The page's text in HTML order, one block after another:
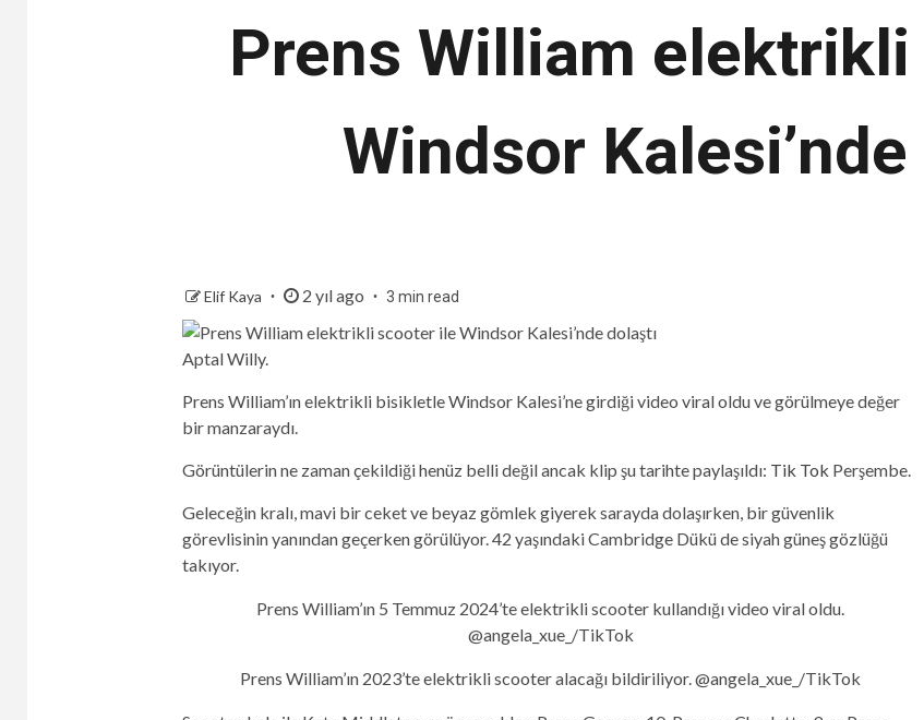
Prens William
Windsor Kalesi’nde
Elif Kaya 2 yıl ago 3 min read
Aptal Willy.
Prens William’ın elektrikli bisikletle Windsor Kalesi’ne girdiği video viral oldu ve görülmeye değer
bir manzaraydı.
Görüntülerin ne zaman çekildiği henüz belli değil ancak klip şu tarihte paylaşıldı: Tik Tok Perşembe.
Geleceğin kralı, mavi bir ceket ve beyaz gömlek giyerek sarayda dolaşırken, bir güvenlik
görevlisinin yanından geçerken görülüyor. 42 yaşındaki Cambridge Dükü de siyah güneş gözlüğü
takıyor.
Prens William’ın 5 Temmuz 2024’te elektrikli scooter kullandığı video viral oldu.
@angela_xue_/TikTok
Prens William’ın 2023’te elektrikli scooter alacağı bildiriliyor.@angela_xue_/TikTok